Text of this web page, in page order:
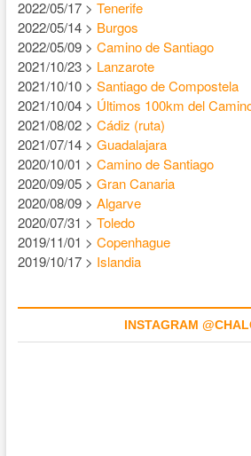
2022/05/17 > Tenerife
2022/05/14 > Burgos
2022/05/09 > Camino de Santiago
2021/10/23 > Lanzarote
2021/10/10 > Santiago de Compostela
2021/10/04 > Últimos 100km del
2021/08/02 > Cádiz (ruta)
2021/07/14 > Guadalajara
2020/10/01 > Camino de Santiago
2020/09/05 > Gran Canaria
2020/08/09 > Algarve
2020/07/31 > Toledo
2019/11/01 > Copenhague
2019/10/17 > Islandia
INSTAGRAM